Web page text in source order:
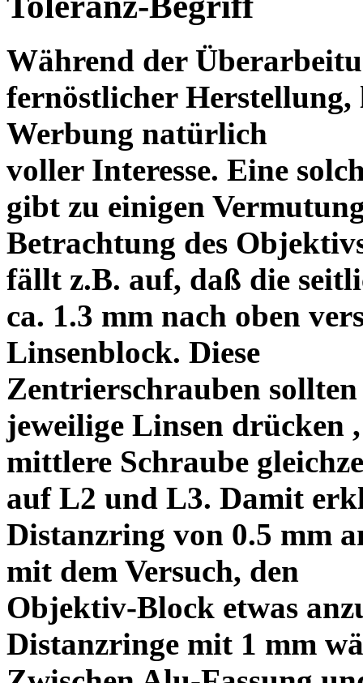
Während der
fernöstlicher Herstellung,
Werbung natürlich
voller Interesse. Eine
gibt zu einigen
Betrachtung des
fällt z.B. auf, daß die
ca. 1.3 mm nach oben
Linsenblock. Diese
Zentrierschrauben
jeweilige Linsen drücken
mittlere Schraube
auf L2 und L3. Damit
Distanzring von 0.5 mm
mit dem Versuch, den
Objektiv-Block etwas
Distanzringe mit 1 mm